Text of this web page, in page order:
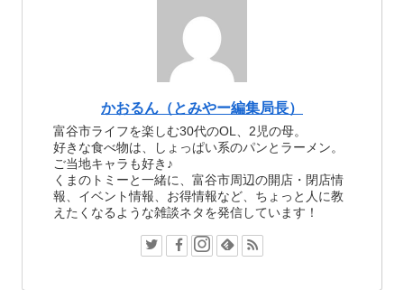
かおるん（とみやー編集局長）
富谷市ライフを楽しむ30代のOL、2児の母。
好きな食べ物は、しょっぱい系のパンとラーメン。
ご当地キャラも好き♪
くまのトミーと一緒に、富谷市周辺の開店・閉店情
報、イベント情報、お得情報など、ちょっと人に教
えたくなるような雑談ネタを発信しています！